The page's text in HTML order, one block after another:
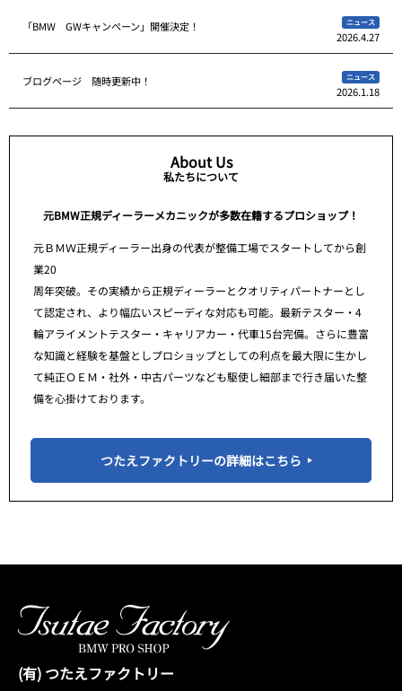
「BMW GWキャンペーン」開催決定！ ニュース
2026.4.27
ブログページ 随時更新中！ ニュース
2026.1.18
About Us
私たちについて
元BMW正規ディーラーメカニックが多数在籍するプロショップ！
元ＢＭＷ正規ディーラー出身の代表が整備工場でスタートしてから創
業20
周年突破。その実績から正規ディーラーとクオリティパートナーとし
て認定され、より幅広いスピーディな対応も可能。最新テスター・4
輪アライメントテスター・キャリアカー・代車15台完備。さらに豊富
な知識と経験を基盤としプロショップとしての利点を最大限に生かし
て純正ＯＥＭ・社外・中古パーツなども駆使し細部まで行き届いた整
備を心掛けております。
つたえファクトリーの詳細はこちら
(有) つたえファクトリー